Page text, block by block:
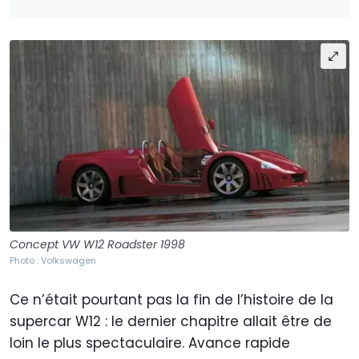
Concept VW W12 Roadster 1998
Photo : Volkswagen
Ce n’était pourtant pas la fin de l’histoire de la
supercar W12 : le dernier chapitre allait être de
loin le plus spectaculaire. Avance rapide